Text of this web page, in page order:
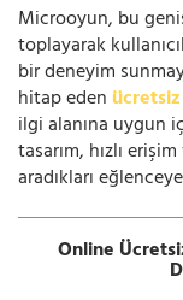
Microoyun, bu
toplayarak
bir deneyim
hitap eden
ilgi alanına uygun
tasarım, hızlı
aradıkları
Online